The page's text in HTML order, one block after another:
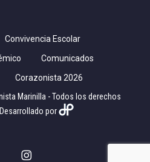
Convivencia Escolar
Comunicados
Corazonista 2026
Marinilla - Todos los derechos
por
instagram